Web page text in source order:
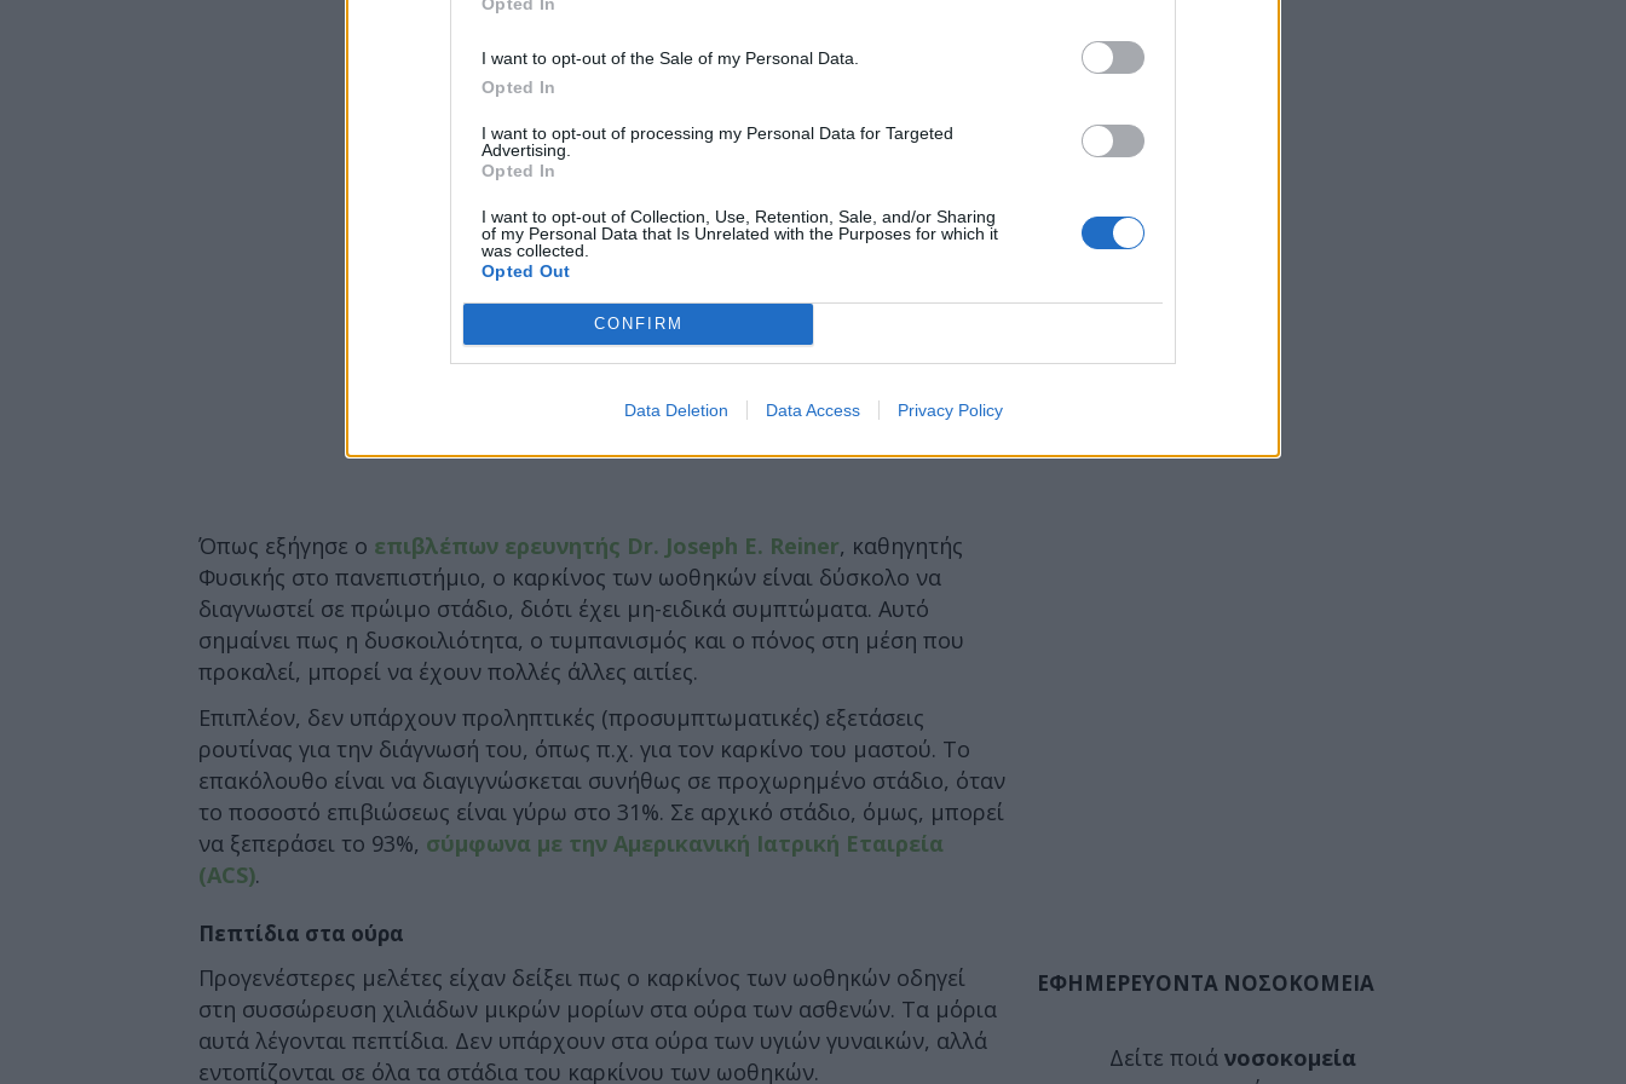
I want to opt-out of the Sale of my Personal Data.
Opted In
I want to opt-out of processing my Personal Data for Targeted
Advertising.
Opted In
I want to opt-out of Collection, Use, Retention, Sale, and/or Sharing
of my Personal Data that Is Unrelated with the Purposes for which it
was collected.
Opted Out
CONFIRM
Data Deletion Data Access Privacy Policy
Όπως εξήγησε ο επιβλέπων ερευνητής Dr. Joseph E. Reiner, καθηγητής
Φυσικής στο πανεπιστήμιο, ο καρκίνος των ωοθηκών είναι δύσκολο να
διαγνωστεί σε πρώιμο στάδιο, διότι έχει μη-ειδικά συμπτώματα. Αυτό
σημαίνει πως η δυσκοιλιότητα, ο τυμπανισμός και ο πόνος στη μέση που
προκαλεί, μπορεί να έχουν πολλές άλλες αιτίες.
Επιπλέον, δεν υπάρχουν προληπτικές (προσυμπτωματικές) εξετάσεις
ρουτίνας για την διάγνωσή του, όπως π.χ. για τον καρκίνο του μαστού. Το
επακόλουθο είναι να διαγιγνώσκεται συνήθως σε προχωρημένο στάδιο, όταν
το ποσοστό επιβιώσεως είναι γύρω στο 31%. Σε αρχικό στάδιο, όμως, μπορεί
να ξεπεράσει το 93%, σύμφωνα με την Αμερικανική Ιατρική Εταιρεία
(ACS).
Πεπτίδια στα ούρα
Προγενέστερες μελέτες είχαν δείξει πως ο καρκίνος των ωοθηκών οδηγεί
στη συσσώρευση χιλιάδων μικρών μορίων στα ούρα των ασθενών. Τα μόρια
αυτά λέγονται πεπτίδια. Δεν υπάρχουν στα ούρα των υγιών γυναικών, αλλά
εντοπίζονται σε όλα τα στάδια του καρκίνου των ωοθηκών.
ΕΦΗΜΕΡΕΥΟΝΤΑ ΝΟΣΟΚΟΜΕΙΑ
Δείτε ποιά νοσοκομεία